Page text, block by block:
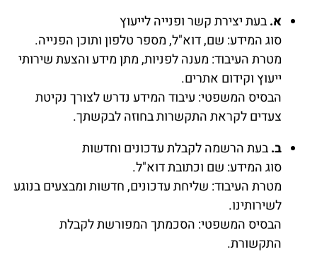
א.בעת יצירת קשר ופנייה לייעוץ
סוג המידע: שם, דוא"ל, מספר טלפון ותוכן הפנייה.
מטרת העיבוד: מענה לפניות, מתן מידע והצעת שירותי
ייעוץ וקידום אתרים.
הבסיס המשפטי: עיבוד המידע נדרש לצורך נקיטת
צעדים לקראת התקשרות בחוזה לבקשתך.
ב.בעת הרשמה לקבלת עדכונים וחדשות
סוג המידע: שם וכתובת דוא"ל.
מטרת העיבוד: שליחת עדכונים, חדשות ומבצעים בנוגע
לשירותינו.
הבסיס המשפטי: הסכמתך המפורשת לקבלת
התקשורת.